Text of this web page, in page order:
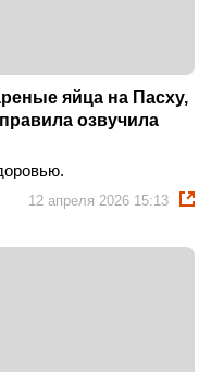
яйца на Пасху,
озвучила
12 апреля 2026 15:13